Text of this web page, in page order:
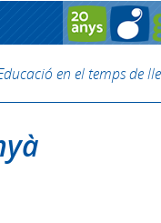
en el temps de